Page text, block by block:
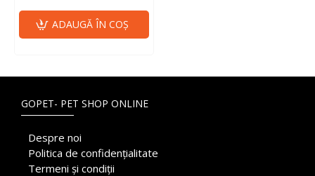
ADAUGĂ ÎN COŞ
GOPET- PET SHOP ONLINE
Despre noi
Politica de confidențialitate
Termeni și condiții